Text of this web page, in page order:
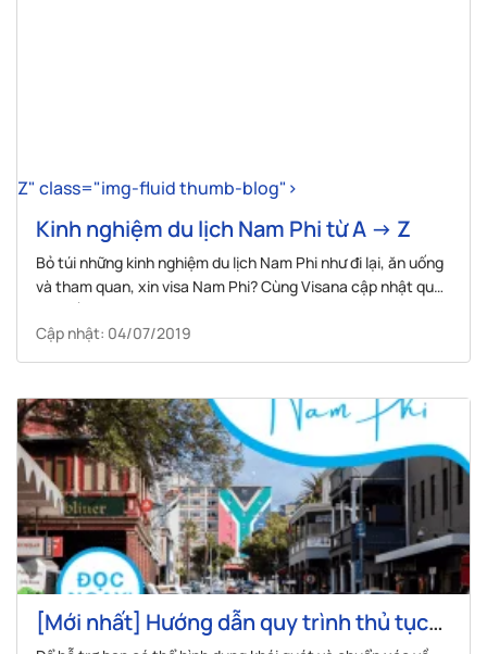
Z" class="img-fluid thumb-blog">
Kinh nghiệm du lịch Nam Phi từ A -> Z
Bỏ túi những kinh nghiệm du lịch Nam Phi như đi lại, ăn uống
và tham quan, xin visa Nam Phi? Cùng Visana cập nhật qua
bài viết sau đây.
Cập nhật: 04/07/2019
[Mới nhất] Hướng dẫn quy trình thủ tục
xin visa Nam Phi từ A-Z